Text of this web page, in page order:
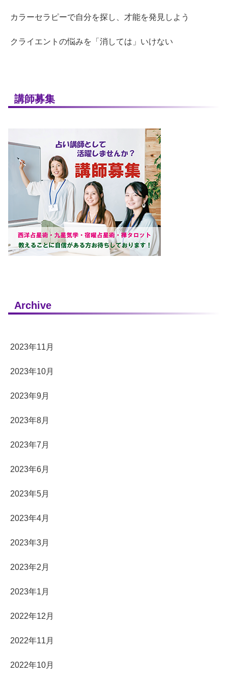
カラーセラピーで自分を探し、才能を発見しよう
クライエントの悩みを「消しては」いけない
講師募集
Archive
2023年11月
2023年10月
2023年9月
2023年8月
2023年7月
2023年6月
2023年5月
2023年4月
2023年3月
2023年2月
2023年1月
2022年12月
2022年11月
2022年10月